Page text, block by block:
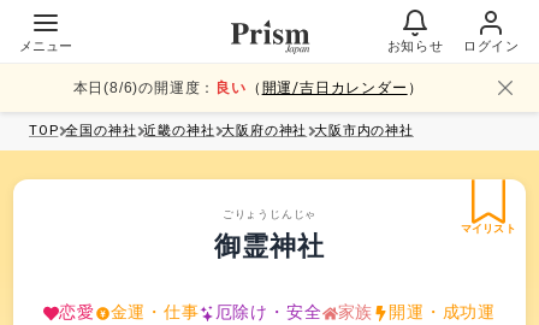
メニュー お知らせ ログイン
本日(8/6)の開運度： 良い （ 開運/吉日カレンダー ）
TOP 全国の神社 近畿の神社 大阪府の神社 大阪市内の神社
マイリスト
ごりょうじんじゃ
御霊神社
恋愛 金運・仕事 厄除け・安全 家族 開運・成功運